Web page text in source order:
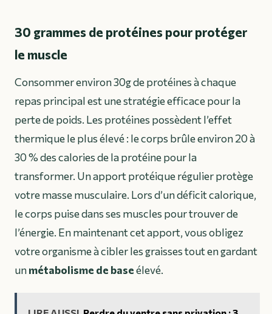
30 grammes de protéines pour protéger
le muscle
Consommer environ 30g de protéines à chaque
repas principal est une stratégie efficace pour la
perte de poids. Les protéines possèdent l’effet
thermique le plus élevé : le corps brûle environ 20 à
30 % des calories de la protéine pour la
transformer. Un apport protéique régulier protège
votre masse musculaire. Lors d’un déficit calorique,
le corps puise dans ses muscles pour trouver de
l’énergie. En maintenant cet apport, vous obligez
votre organisme à cibler les graisses tout en gardant
unmétabolisme de baseélevé.